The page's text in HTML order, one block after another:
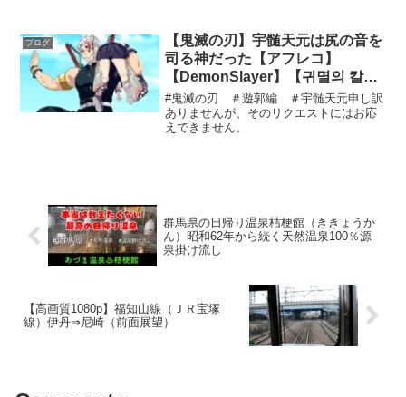
う作品の魅力と制作の舞台裏近年、多く
の注目を集め...
ブログ
【鬼滅の刃】宇髄天元は尻の音を
司る神だった【アフレコ】
【DemonSlayer】【귀멸의 칼
날】【遊郭編】
#鬼滅の刃 ＃遊郭編 ＃宇髄天元申し訳
ありませんが、そのリクエストにはお応
えできません。
群馬県の日帰り温泉桔梗館（ききょうか
ん）昭和62年から続く天然温泉100％源
泉掛け流し
【高画質1080p】福知山線（ＪＲ宝塚
線）伊丹⇒尼崎（前面展望）